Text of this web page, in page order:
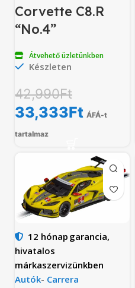
Corvette C8.R
“No.4”
Átvehető üzletünkben
Készleten
42,990Ft
33,333Ft ÁFÁ-t
tartalmaz
12 hónap garancia,
hivatalos
márkaszervizünkben
Autók- Carrera